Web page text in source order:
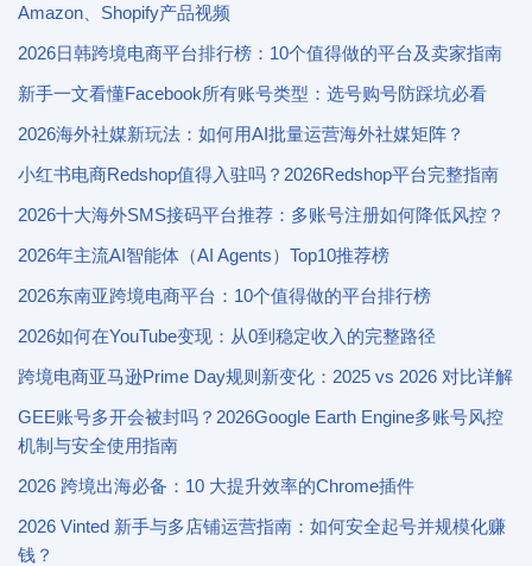
Amazon、Shopify产品视频
2026日韩跨境电商平台排行榜：10个值得做的平台及卖家指南
新手一文看懂Facebook所有账号类型：选号购号防踩坑必看
2026海外社媒新玩法：如何用AI批量运营海外社媒矩阵？
小红书电商Redshop值得入驻吗？2026Redshop平台完整指南
2026十大海外SMS接码平台推荐：多账号注册如何降低风控？
2026年主流AI智能体（AI Agents）Top10推荐榜
2026东南亚跨境电商平台：10个值得做的平台排行榜
2026如何在YouTube变现：从0到稳定收入的完整路径
跨境电商亚马逊Prime Day规则新变化：2025 vs 2026 对比详解
GEE账号多开会被封吗？2026Google Earth Engine多账号风控
机制与安全使用指南
2026 跨境出海必备：10 大提升效率的Chrome插件
2026 Vinted 新手与多店铺运营指南：如何安全起号并规模化赚
钱？